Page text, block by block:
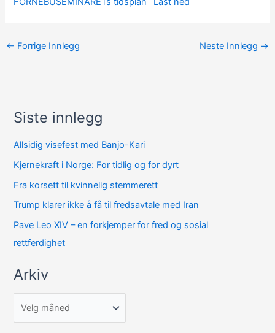
← Forrige Innlegg Neste Innlegg →
Siste innlegg
Allsidig visefest med Banjo-Kari
Kjernekraft i Norge: For tidlig og for dyrt
Fra korsett til kvinnelig stemmerett
Trump klarer ikke å få til fredsavtale med Iran
Pave Leo XIV – en forkjemper for fred og sosial
rettferdighet
Arkiv
A
i
v